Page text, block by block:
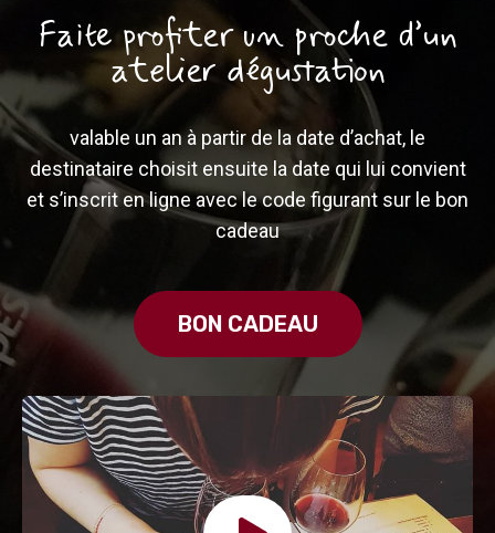
Faite profiter un proche d’un
atelier dégustation​
valable un an à partir de la date d’achat, le
destinataire choisit ensuite la date qui lui convient
et s’inscrit en ligne avec le code figurant sur le bon
cadeau
BON CADEAU​